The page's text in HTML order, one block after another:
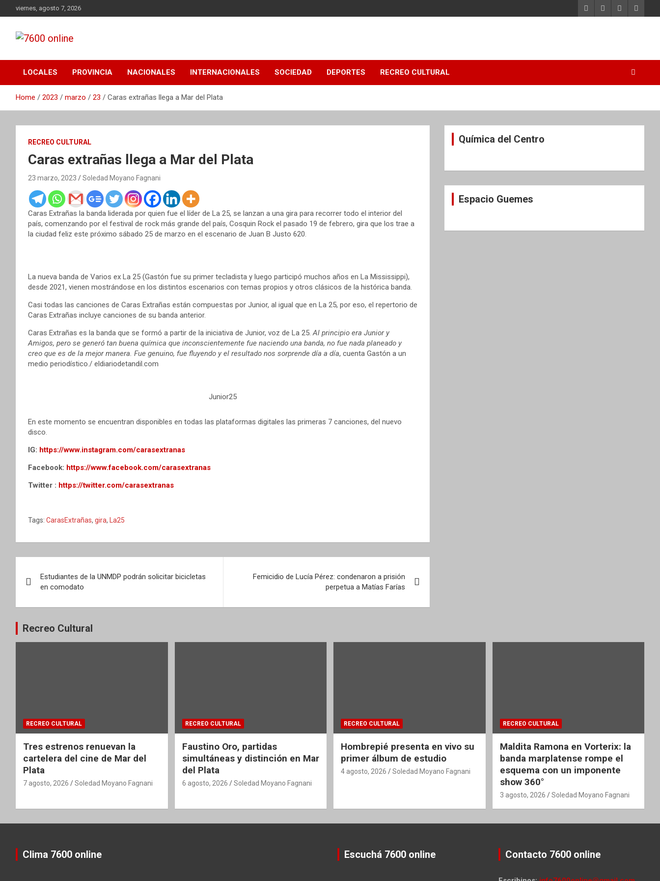
to
viernes, agosto 7, 2026
7600 online
local, nacional e internacional, deportiva y cultural.
LOCALES
PROVINCIA NACIONALES INTERNACIONALES SOCIEDAD DEPORTES RECREO CULTURAL
Home 2023 marzo 23 Caras extrañas llega a Mar del Plata
RECREO CULTURAL
Caras extrañas llega a Mar del Plata
23 marzo, 2023 Soledad Moyano Fagnani
Caras Extrañas la banda liderada por quien fue el líder de La 25, se lanzan a una gira para recorrer todo el interior del
país, comenzando por el festival de rock más grande del país, Cosquin Rock el pasado 19 de febrero, gira que los trae a
la ciudad feliz este próximo sábado 25 de marzo en el escenario de Juan B Justo 620.
La nueva banda de Varios ex La 25 (Gastón fue su primer tecladista y luego participó muchos años en La Mississippi),
desde 2021, vienen mostrándose en los distintos escenarios con temas propios y otros clásicos de la histórica banda.
Casi todas las canciones de Caras Extrañas están compuestas por Junior, al igual que en La 25, por eso, el repertorio de
Caras Extrañas incluye canciones de su banda anterior.
Caras Extrañas es la banda que se formó a partir de la iniciativa de Junior, voz de La 25.Al principio era Junior y
Amigos, pero se generó tan buena química que inconscientemente fue naciendo una banda, no fue nada planeado y
creo que es de la mejor manera. Fue genuino, fue fluyendo y el resultado nos sorprende día a día, cuenta Gastón a un
medio periodístico./ eldiariodetandil.com
Junior25
En este momento se encuentran disponibles en todas las plataformas digitales las primeras 7 canciones, del nuevo
disco.
IG: https://www.instagram.com/carasextranas
Facebook: https://www.facebook.com/carasextranas
Twitter : https://twitter.com/carasextranas
Tags: CarasExtrañas, gira, La25
de
entradas
Estudiantes de la UNMDP podrán solicitar bicicletas
en comodato
Femicidio de Lucía Pérez: condenaron a prisión
perpetua a Matías Farías
Química del Centro
Espacio Guemes
Recreo Cultural
RECREO CULTURAL
Tres estrenos renuevan la
cartelera del cine de Mar del
Plata
7 agosto, 2026 Soledad Moyano Fagnani
RECREO CULTURAL
Faustino Oro, partidas
simultáneas y distinción en Mar
del Plata
6 agosto, 2026 Soledad Moyano Fagnani
RECREO CULTURAL
Hombrepié presenta en vivo su
primer álbum de estudio
4 agosto, 2026 Soledad Moyano Fagnani
RECREO CULTURAL
Maldita Ramona en Vorterix: la
banda marplatense rompe el
esquema con un imponente
show 360°
3 agosto, 2026 Soledad Moyano Fagnani
Clima 7600 online Escuchá 7600 online Contacto 7600 online